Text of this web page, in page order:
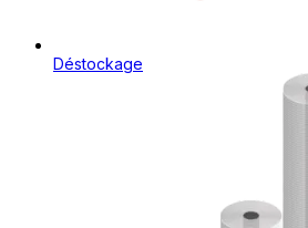
Déstockage